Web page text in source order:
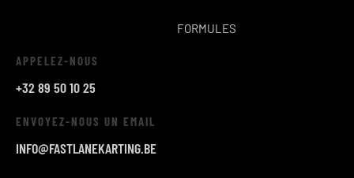
FORMULES
APPELEZ-NOUS
+32 89 50 10 25
ENVOYEZ-NOUS UN EMAIL
INFO@FASTLANEKARTING.BE